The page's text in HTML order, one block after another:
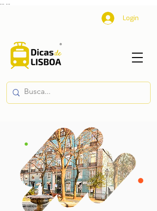
Login